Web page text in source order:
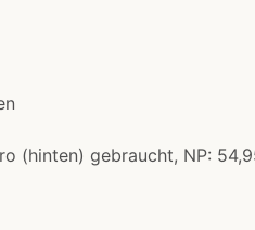
(hinten) gebraucht, NP: